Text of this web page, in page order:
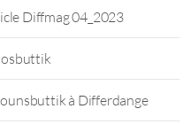
Diffmag 04_2023
à Differdange